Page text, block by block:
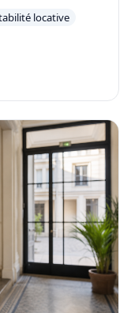
travaux et
locative